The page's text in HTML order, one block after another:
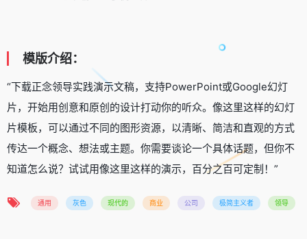
模版介绍：
“下载正念领导实践演示文稿，支持PowerPoint或Google幻灯
片，开始用创意和原创的设计打动你的听众。像这里这样的幻灯
片模板，可以通过不同的图形资源，以清晰、简洁和直观的方式
传达一个概念、想法或主题。你需要谈论一个具体话题，但你不
知道怎么说？试试用像这里这样的演示，百分之百可定制！”
通用 灰色 现代的 商业 公司 极简主义者 领导